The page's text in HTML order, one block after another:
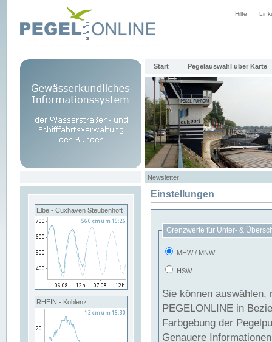
Hilfe
Start Pegelauswahl über Karte
Newsletter
Elbe - Cuxhaven Steubenhöft
RHEIN - Koblenz
Einstellungen
Grenzwerte für Unter- &
MHW / MNW
HSW
Sie können
PEGELONLINE in Beziehung
Farbgebung der
Genauere